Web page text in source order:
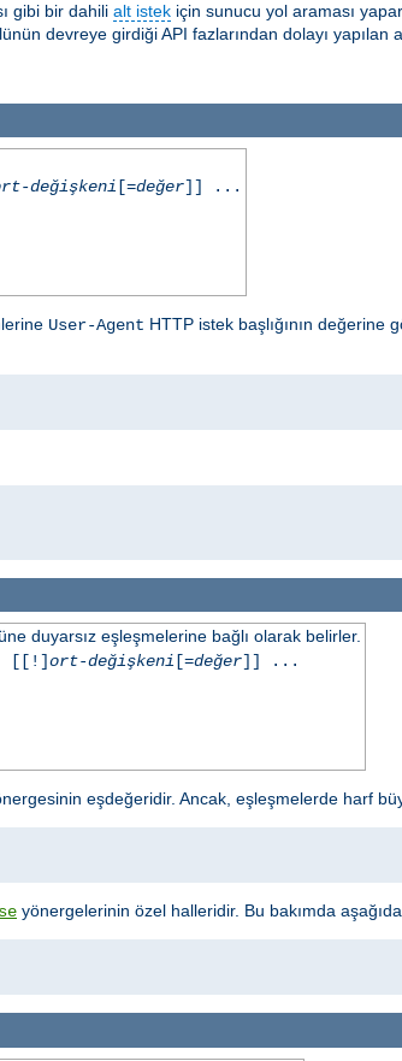
gibi bir dahili alt istek için sunucu yol araması
devreye girdiği API fazlarından dolayı yapılan
değişkeni [=değer]] ...
User-Agent HTTP istek başlığının değerine
duyarsız eşleşmelerine bağlı olarak belirler.
[[!]ort-değişkeni [=değer]] ...
eşdeğeridir. Ancak, eşleşmelerde harf
yönergelerinin özel halleridir. Bu bakımda